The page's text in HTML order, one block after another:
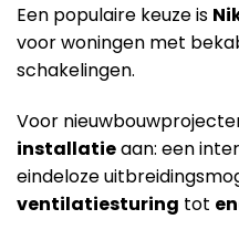
Een populaire keuze is
voor woningen met
schakelingen.
Voor
installatieaan: een
eindeloze
ventilatiesturing tot